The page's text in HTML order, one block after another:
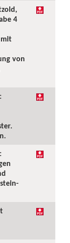
4
mit
von